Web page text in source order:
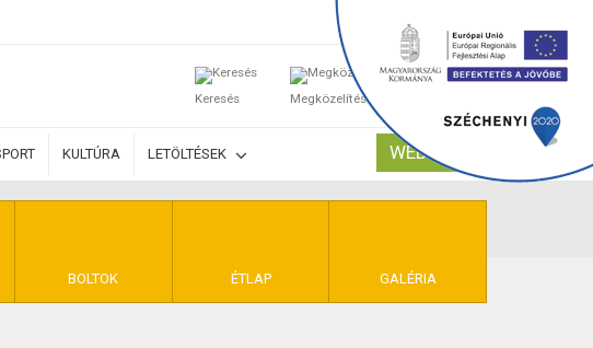
Keresés Megközelítés
0
KULTÚRA LETÖLTÉSEK WEBSHOP
BOLTOK ÉTLAP GALÉRIA